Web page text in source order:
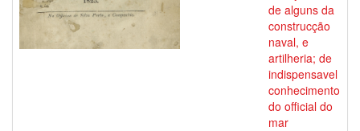
de alguns da
construcção
naval, e
artilheria; de
indispensavel
conhecimento
do official do
mar